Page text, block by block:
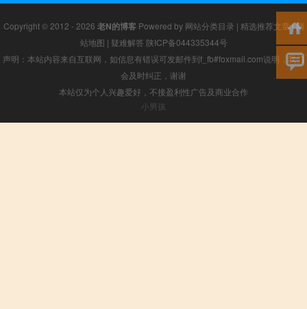
Copyright © 2012 - 2026 老N的博客Powered by 网站分类目录 | 精选推荐文章|网
站地图 | 疑难解答 陕ICP备044335344号
声明：本站内容来自互联网，如信息有错误可发邮件到f_fb#foxmail.com说明，我们
会及时纠正，谢谢
本站仅为个人兴趣爱好，不接盈利性广告及商业合作
小男孩